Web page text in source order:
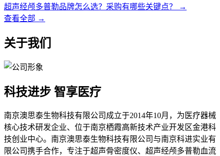
超声经颅多普勒品牌怎么选？采购有哪些关键点？
→
查看全部 →
关于我们
科技进步 智享医疗
南京澳思泰生物科技有限公司成立于2014年10月，为医疗器械
核心技术研发企业、位于南京栖霞高新技术产业开发区金港科
技创业中心。南京澳思泰生物科技有限公司与南京科进实业有
限公司携手合作，专注于超声骨密度仪、超声经颅多普勒血流